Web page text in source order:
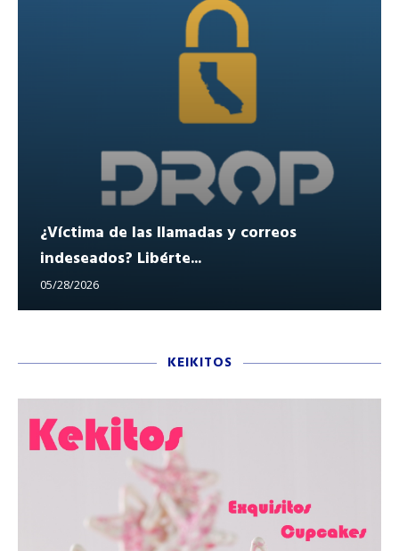
¿Víctima de las llamadas y correos
indeseados? Libérte...
05/28/2026
KEIKITOS